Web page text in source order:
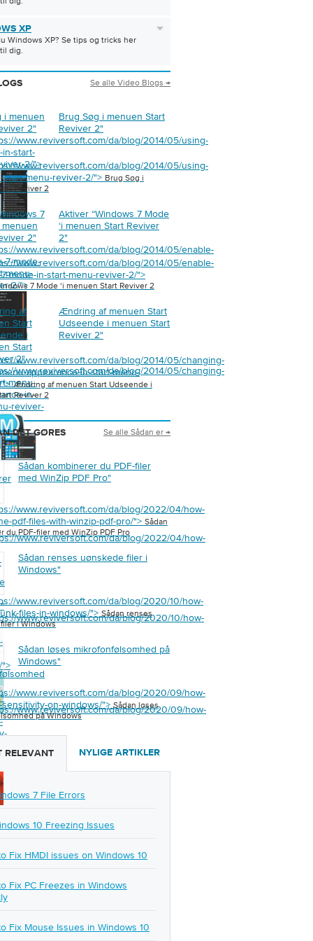
XP
Windows XP? Se tips og tricks her
dig.
Se alle Video Blogs →
i menuen
2"
www.reviversoft.com/da/blog/2014/05/using-
in-start-
2/">
Brug Søg i menuen Start
Reviver 2"
www.reviversoft.com/da/blog/2014/05/using-
start-menu-reviver-2/"> Brug Søg i
Reviver 2
7
menuen
2"
www.reviversoft.com/da/blog/2014/05/enable-
7-mode-
menu-
2/">
Aktiver “Windows 7 Mode
‘i menuen Start Reviver
2"
www.reviversoft.com/da/blog/2014/05/enable-
mode-in-start-menu-reviver-2/">
7 Mode ‘i menuen Start Reviver 2
af
Start
i
Start
2"
www.reviversoft.com/da/blog/2014/05/changing-
menu-
in-
reviver-
Ændring af menuen Start
Udseende i menuen Start
Reviver 2"
www.reviversoft.com/da/blog/2014/05/changing-
appearance-in-start-menu-
">Ændring af menuen Start Udseende i
Reviver 2
DET GØRES Se alle Sådan er →
www.reviversoft.com/da/blog/2022/04/how-
Sådan kombinerer du PDF-filer
med WinZip PDF Pro"
www.reviversoft.com/da/blog/2022/04/how-
pdf-files-with-winzip-pdf-pro/"> Sådan
du PDF-filer med WinZip PDF Pro
"
www.reviversoft.com/da/blog/2020/10/how-
Sådan renses uønskede filer i
Windows"
www.reviversoft.com/da/blog/2020/10/how-
files-in-windows/"> Sådan renses
i Windows
"
www.reviversoft.com/da/blog/2020/09/how-
">
Sådan løses mikrofonfølsomhed på
Windows"
www.reviversoft.com/da/blog/2020/09/how-
sensitivity-on-windows/"> Sådan løses
på Windows
RELEVANT NYLIGE ARTIKLER
7 File Errors
10 Freezing Issues
Fix HMDI issues on Windows 10
Fix PC Freezes in Windows
Fix Mouse Issues in Windows 10